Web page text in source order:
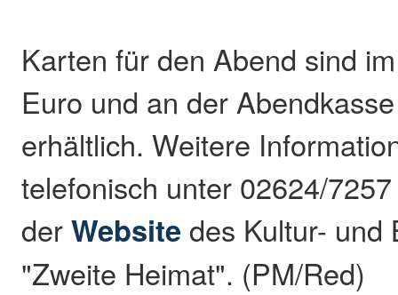
Karten für den Abend sind
Euro und an der
erhältlich. Weitere
telefonisch unter 02624/
derWebsitedes Kultur- und
"Zweite Heimat". (PM/Red)